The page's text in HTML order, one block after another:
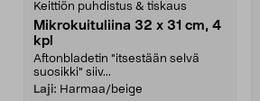
Keittiön puhdistus & tiskaus
Mikrokuituliina 32 x 31 cm, 4
kpl
Aftonbladetin "itsestään selvä
suosikki" siiv...
Laji: Harmaa/beige